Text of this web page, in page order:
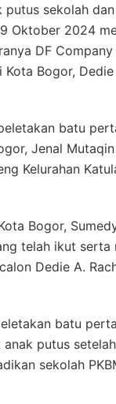
sekolah
Oktober 2024
DF
Bogor,
batu
Jenal
Kelurahan
Bogor,
telah ikut serta
Dedie A.
batu
putus
sekolah